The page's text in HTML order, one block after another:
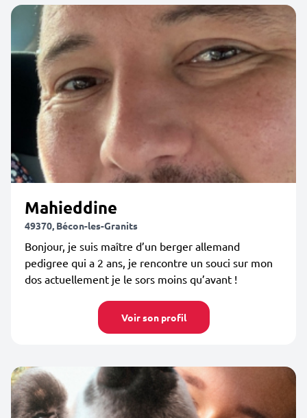
Mahieddine
49370, Bécon-les-Granits
Bonjour, je suis maître d’un berger allemand
pedigree qui a 2 ans, je rencontre un souci sur mon
dos actuellement je le sors moins qu’avant !
Voir son profil